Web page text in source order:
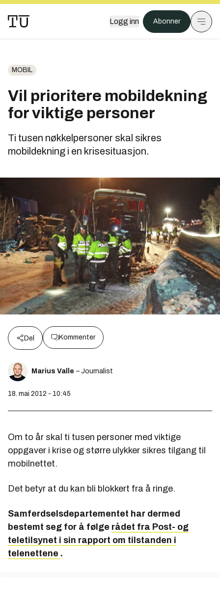
Logg inn Abonner
MOBIL
Vil prioritere mobildekning
for viktige personer
Ti tusen nøkkelpersoner skal sikres
mobildekning i en krisesituasjon.
Del Kommenter
Marius Valle – Journalist
18. mai 2012 - 10:45
Om to år skal ti tusen personer med viktige
oppgaver i krise og større ulykker sikres tilgang til
mobilnettet.
Det betyr at du kan bli blokkert fra å ringe.
Samferdselsdepartementet har dermed
bestemt seg for å følge rådet fra Post- og
teletilsynet i sin rapport om tilstanden i
telenettene .